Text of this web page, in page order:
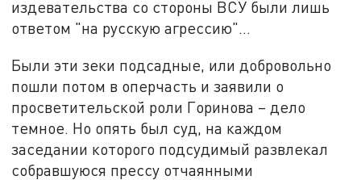
издевательства со стороны ВСУ были лишь
ответом "на русскую агрессию"...
Были эти зеки подсадные, или добровольно
пошли потом в оперчасть и заявили о
просветительской роли Горинова – дело
темное. Но опять был суд, на каждом
заседании которого подсудимый развлекал
собравшуюся прессу отчаянными